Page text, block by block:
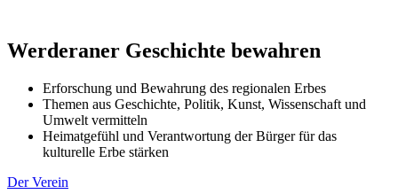
Werderaner Geschichte bewahren
Erforschung und Bewahrung des regionalen Erbes
Themen aus Geschichte, Politik, Kunst, Wissenschaft und
Umwelt vermitteln
Heimatgefühl und Verantwortung der Bürger für das
kulturelle Erbe stärken
Der Verein